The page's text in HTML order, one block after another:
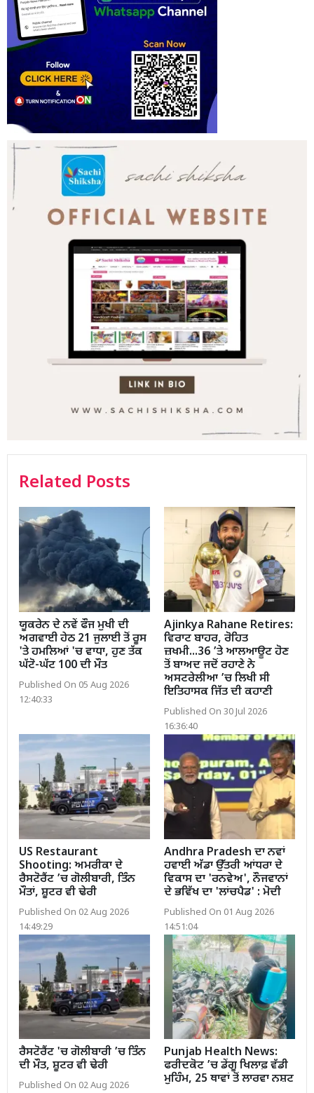
Related Posts
ਯੂਕਰੇਨ ਦੇ ਨਵੇਂ ਫੌਜ ਮੁਖੀ ਦੀ
ਅਗਵਾਈ ਹੇਠ 21 ਜੁਲਾਈ ਤੋਂ ਰੂਸ
'ਤੇ ਹਮਲਿਆਂ 'ਚ ਵਾਧਾ, ਹੁਣ ਤੱਕ
ਘੱਟੋ-ਘੱਟ 100 ਦੀ ਮੌਤ
Published On 05 Aug 2026
12:40:33
Ajinkya Rahane Retires:
ਵਿਰਾਟ ਬਾਹਰ, ਰੋਹਿਤ
ਜ਼ਖਮੀ...36 ’ਤੇ ਆਲਆਊਟ ਹੋਣ
ਤੋਂ ਬਾਅਦ ਜਦੋਂ ਰਹਾਣੇ ਨੇ
ਅਸਟਰੇਲੀਆ ’ਚ ਲਿਖੀ ਸੀ
ਇਤਿਹਾਸਕ ਜਿੱਤ ਦੀ ਕਹਾਣੀ
Published On 30 Jul 2026
16:36:40
US Restaurant
Shooting: ਅਮਰੀਕਾ ਦੇ
ਰੈਸਟੋਰੈਂਟ ’ਚ ਗੋਲੀਬਾਰੀ, ਤਿੰਨ
ਮੌਤਾਂ, ਸ਼ੂਟਰ ਵੀ ਢੇਰੀ
Published On 02 Aug 2026
14:49:29
Andhra Pradesh ਦਾ ਨਵਾਂ
ਹਵਾਈ ਅੱਡਾ ਉੱਤਰੀ ਆਂਧਰਾ ਦੇ
ਵਿਕਾਸ ਦਾ 'ਰਨਵੇਅ', ਨੌਜਵਾਨਾਂ
ਦੇ ਭਵਿੱਖ ਦਾ 'ਲਾਂਚਪੈਡ' : ਮੋਦੀ
Published On 01 Aug 2026
14:51:04
ਰੈਸਟੋਰੈਂਟ 'ਚ ਗੋਲੀਬਾਰੀ ’ਚ ਤਿੰਨ
ਦੀ ਮੌਤ, ਸ਼ੂਟਰ ਵੀ ਢੇਰੀ
Published On 02 Aug 2026
Punjab Health News:
ਫਰੀਦਕੋਟ ’ਚ ਡੇਂਗੂ ਖਿਲਾਫ਼ ਵੱਡੀ
ਮੁਹਿੰਮ, 25 ਥਾਵਾਂ ਤੋਂ ਲਾਰਵਾ ਨਸ਼ਟ